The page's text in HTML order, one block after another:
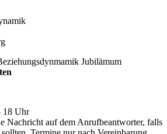
18 Uhr
Nachricht auf dem Anrufbeantworter, falls